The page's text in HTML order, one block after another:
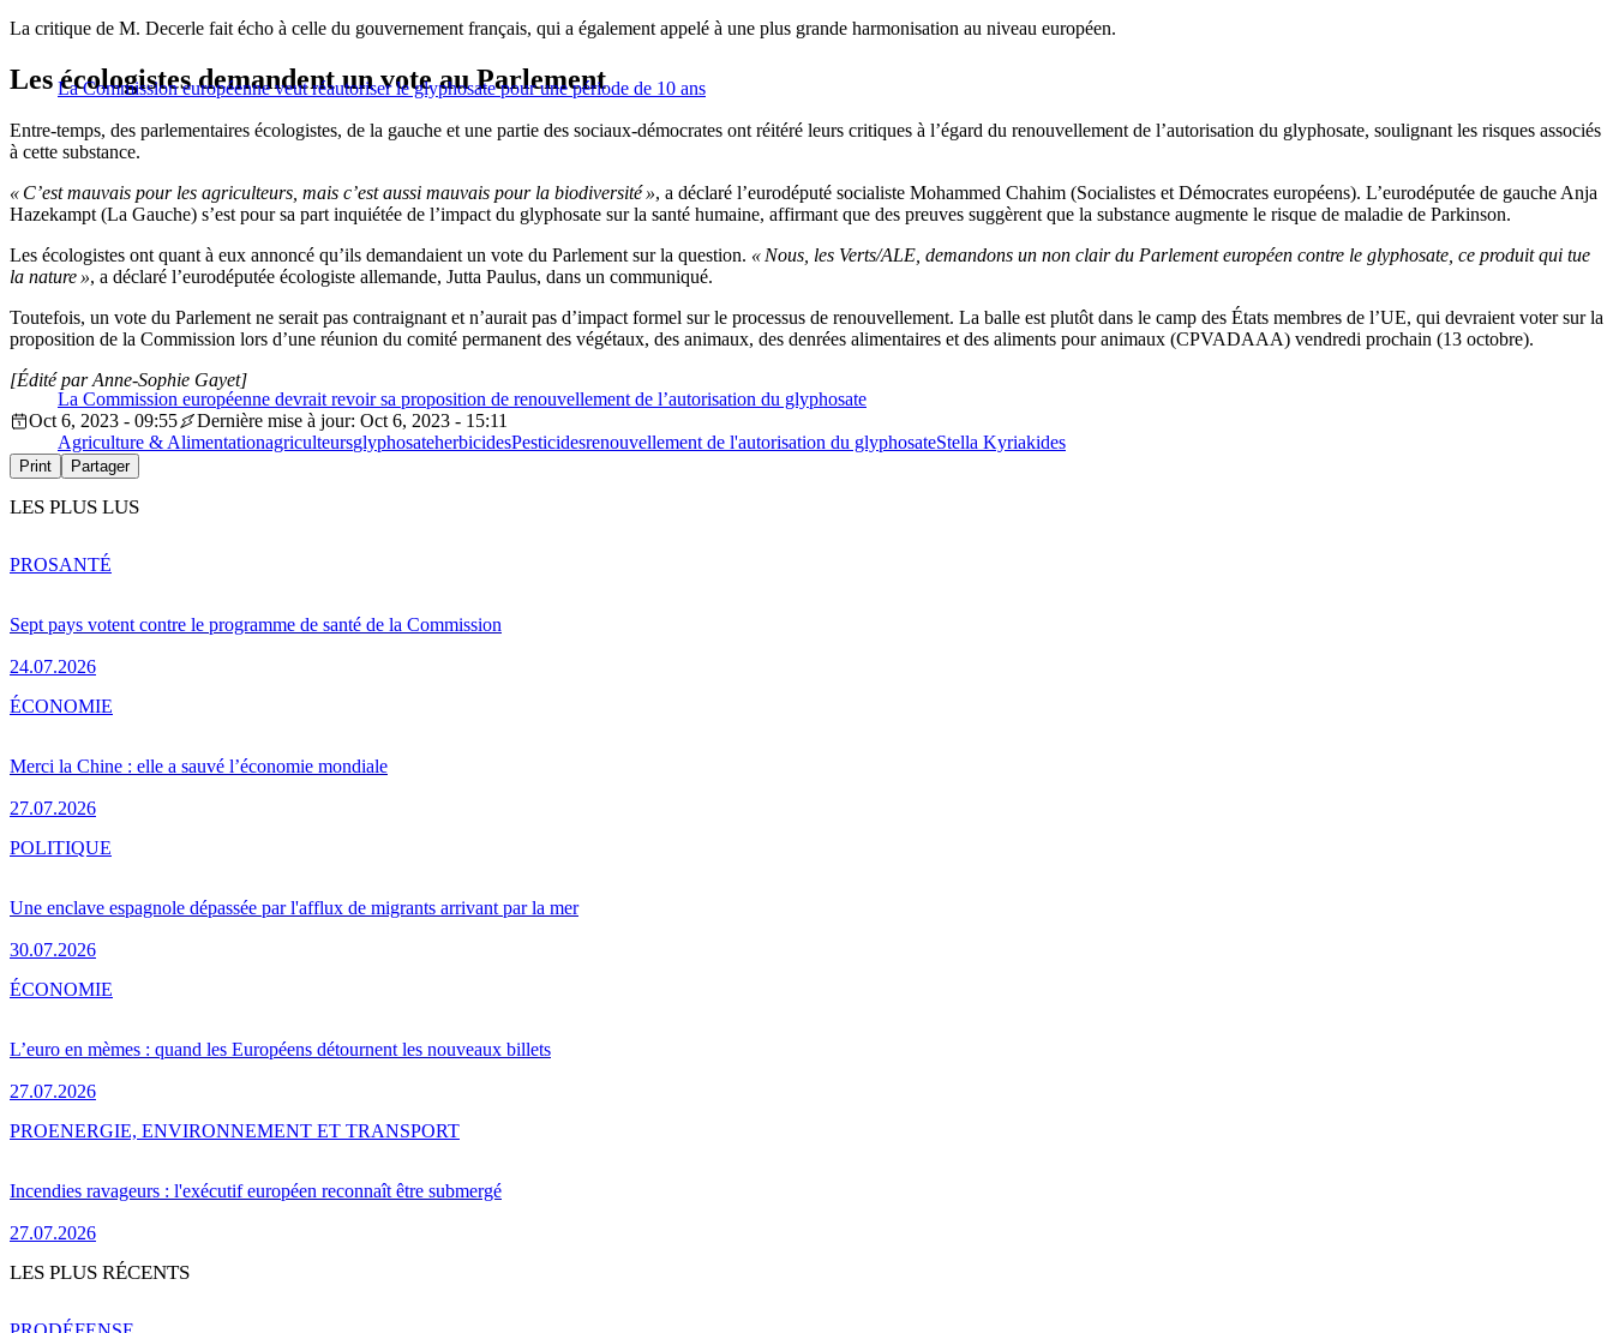
La critique de M. Decerle fait écho à celle du gouvernement français, qui a également appelé à une plus grande harmonisation au niveau européen.
La Commission européenne veut réautoriser le glyphosate pour une période de 10 ans
Les écologistes demandent un vote au Parlement
Entre-temps, des parlementaires écologistes, de la gauche et une partie des sociaux-démocrates ont réitéré leurs critiques à l’égard du renouvellement de l’autorisation du glyphosate, soulignant les risques associés
à cette substance.
« C’est mauvais pour les agriculteurs, mais c’est aussi mauvais pour la biodiversité », a déclaré l’eurodéputé socialiste Mohammed Chahim (Socialistes et Démocrates européens). L’eurodéputée de gauche Anja
Hazekampt (La Gauche) s’est pour sa part inquiétée de l’impact du glyphosate sur la santé humaine, affirmant que des preuves suggèrent que la substance augmente le risque de maladie de Parkinson.
Les écologistes ont quant à eux annoncé qu’ils demandaient un vote du Parlement sur la question. « Nous, les Verts/ALE, demandons un non clair du Parlement européen contre le glyphosate, ce produit qui tue
la nature », a déclaré l’eurodéputée écologiste allemande, Jutta Paulus, dans un communiqué.
Toutefois, un vote du Parlement ne serait pas contraignant et n’aurait pas d’impact formel sur le processus de renouvellement. La balle est plutôt dans le camp des États membres de l’UE, qui devraient voter sur la
proposition de la Commission lors d’une réunion du comité permanent des végétaux, des animaux, des denrées alimentaires et des aliments pour animaux (CPVADAAA) vendredi prochain (13 octobre).
La Commission européenne devrait revoir sa proposition de renouvellement de l’autorisation du glyphosate
[Édité par Anne-Sophie Gayet]
Oct 6, 2023 - 09:55
Dernière mise à jour: Oct 6, 2023 - 15:11
Agriculture & AlimentationagriculteursglyphosateherbicidesPesticidesrenouvellement de l'autorisation du glyphosateStella Kyriakides
Print Partager
LES PLUS LUS
Sept pays votent contre le programme de santé de la Commission
24.07.2026
PROSANTÉ
Merci la Chine : elle a sauvé l’économie mondiale
27.07.2026
ÉCONOMIE
Une enclave espagnole dépassée par l'afflux de migrants arrivant par la mer
30.07.2026
POLITIQUE
L’euro en mèmes : quand les Européens détournent les nouveaux billets
27.07.2026
ÉCONOMIE
Incendies ravageurs : l'exécutif européen reconnaît être submergé
27.07.2026
PROENERGIE, ENVIRONNEMENT ET TRANSPORT
LES PLUS RÉCENTS